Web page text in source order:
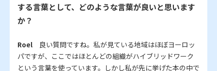
する言葉として、どのような言葉が良いと思います
か？
Roel 良い質問ですね。私が見ている地域はほぼヨーロッ
パですが、ここではほとんどの組織がハイブリッドワーク
という言葉を使っています。しかし私が先に挙げた本の中で